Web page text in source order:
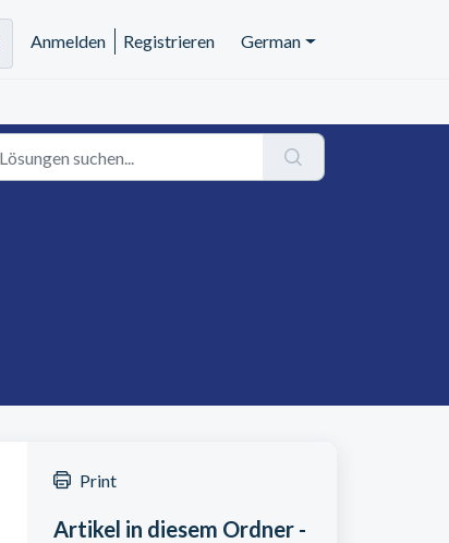
Anmelden Registrieren German
Print
Artikel in diesem Ordner -